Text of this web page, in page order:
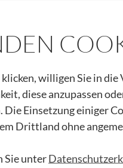
Einsatz!
willigen Sie in
diese anzupassen
Einsetzung einiger
Drittland ohne
Sie unter